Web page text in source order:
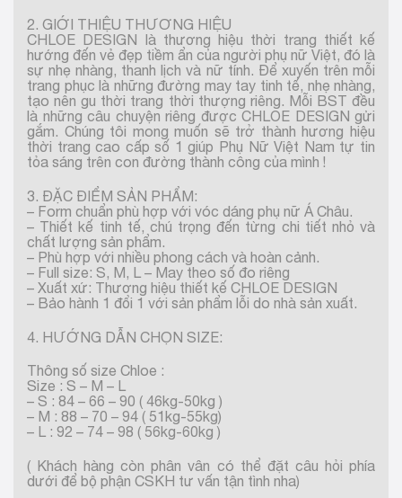
2. GIỚI THIỆU THƯƠNG HIỆU
CHLOE DESIGN là thương hiệu thời trang thiết kế
hướng đến vẻ đẹp tiềm ẩn của người phụ nữ Việt, đó là
sự nhẹ nhàng, thanh lịch và nữ tính. Để xuyến trên mỗi
trang phục là những đường may tay tinh tế, nhẹ nhàng,
tạo nên gu thời trang thời thượng riêng. Mỗi BST đều
là những câu chuyện riêng được CHLOE DESIGN gửi
gắm. Chúng tôi mong muốn sẽ trở thành hương hiệu
thời trang cao cấp số 1 giúp Phụ Nữ Việt Nam tự tin
tỏa sáng trên con đường thành công của mình !
3. ĐẶC ĐIỂM SẢN PHẨM:
– Form chuẩn phù hợp với vóc dáng phụ nữ Á Châu.
– Thiết kế tinh tế, chú trọng đến từng chi tiết nhỏ và
chất lượng sản phẩm.
– Phù hợp với nhiều phong cách và hoàn cảnh.
– Full size: S, M, L – May theo số đo riêng
– Xuất xứ: Thương hiệu thiết kế CHLOE DESIGN
– Bảo hành 1 đổi 1 với sản phẩm lỗi do nhà sản xuất.
4. HƯỚNG DẪN CHỌN SIZE:
Thông số size Chloe :
Size : S – M – L
– S : 84 – 66 – 90 ( 46kg-50kg )
– M : 88 – 70 – 94 ( 51kg-55kg)
– L : 92 – 74 – 98 ( 56kg-60kg )
( Khách hàng còn phân vân có thể đặt câu hỏi phía
dưới để bộ phận CSKH tư vấn tận tình nha)